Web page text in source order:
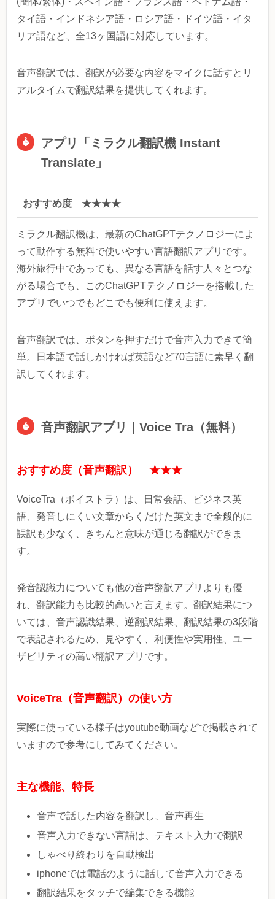
タイ語・インドネシア語・ロシア語・ドイツ語・イタ
リア語など、全13ヶ国語に対応しています。
音声翻訳では、翻訳が必要な内容をマイクに話すとリ
アルタイムで翻訳結果を提供してくれます。
アプリ「ミラクル翻訳機 Instant
Translate」
おすすめ度 ★★★★
ミラクル翻訳機は、最新のChatGPTテクノロジーによ
って動作する無料で使いやすい言語翻訳アプリです。
海外旅行中であっても、異なる言語を話す人々とつな
がる場合でも、このChatGPTテクノロジーを搭載した
アプリでいつでもどこでも便利に使えます。
音声翻訳では、ボタンを押すだけで音声入力できて簡
単。日本語で話しかければ英語など70言語に素早く翻
訳してくれます。
音声翻訳アプリ｜Voice Tra（無料）
おすすめ度（音声翻訳） ★★★
VoiceTra（ボイストラ）は、日常会話、ビジネス英
語、発音しにくい文章からくだけた英文まで全般的に
誤訳も少なく、きちんと意味が通じる翻訳ができま
す。
発音認識力についても他の音声翻訳アプリよりも優
れ、翻訳能力も比較的高いと言えます。翻訳結果につ
いては、音声認識結果、逆翻訳結果、翻訳結果の3段階
で表記されるため、見やすく、利便性や実用性、ユー
ザビリティの高い翻訳アプリです。
VoiceTra（音声翻訳）の使い方
実際に使っている様子はyoutube動画などで掲載されて
いますので参考にしてみてください。
主な機能、特長
音声で話した内容を翻訳し、音声再生
音声入力できない言語は、テキスト入力で翻訳
しゃべり終わりを自動検出
iphoneでは電話のように話して音声入力できる
翻訳結果をタッチで編集できる機能